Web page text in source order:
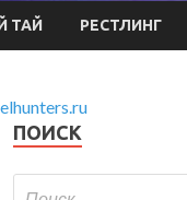
ТАЙ РЕСТЛИНГ
ПОИСК